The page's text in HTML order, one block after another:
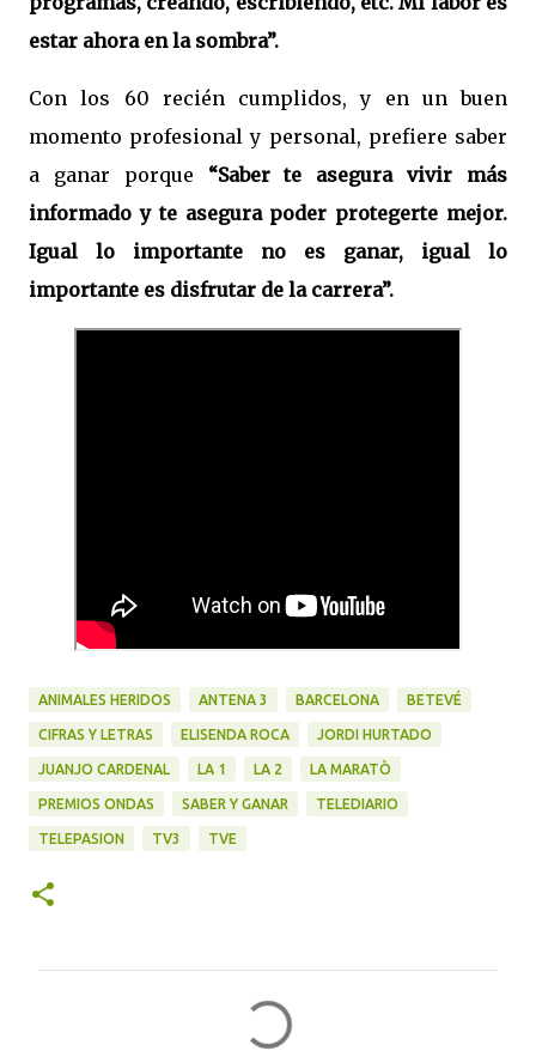
estar ahora en la sombra”.
Con los 60 recién cumplidos, y en un buen
momento profesional y personal, prefiere saber
a ganar porque “Saber te asegura vivir más
informado y te asegura poder protegerte mejor.
Igual lo importante no es ganar, igual lo
importante es disfrutar de la carrera”.
ANIMALES HERIDOS ANTENA 3 BARCELONA BETEVÉ
CIFRAS Y LETRAS ELISENDA ROCA JORDI HURTADO
JUANJO CARDENAL LA 1 LA 2 LA MARATÒ
PREMIOS ONDAS SABER Y GANAR TELEDIARIO
TELEPASION TV3 TVE